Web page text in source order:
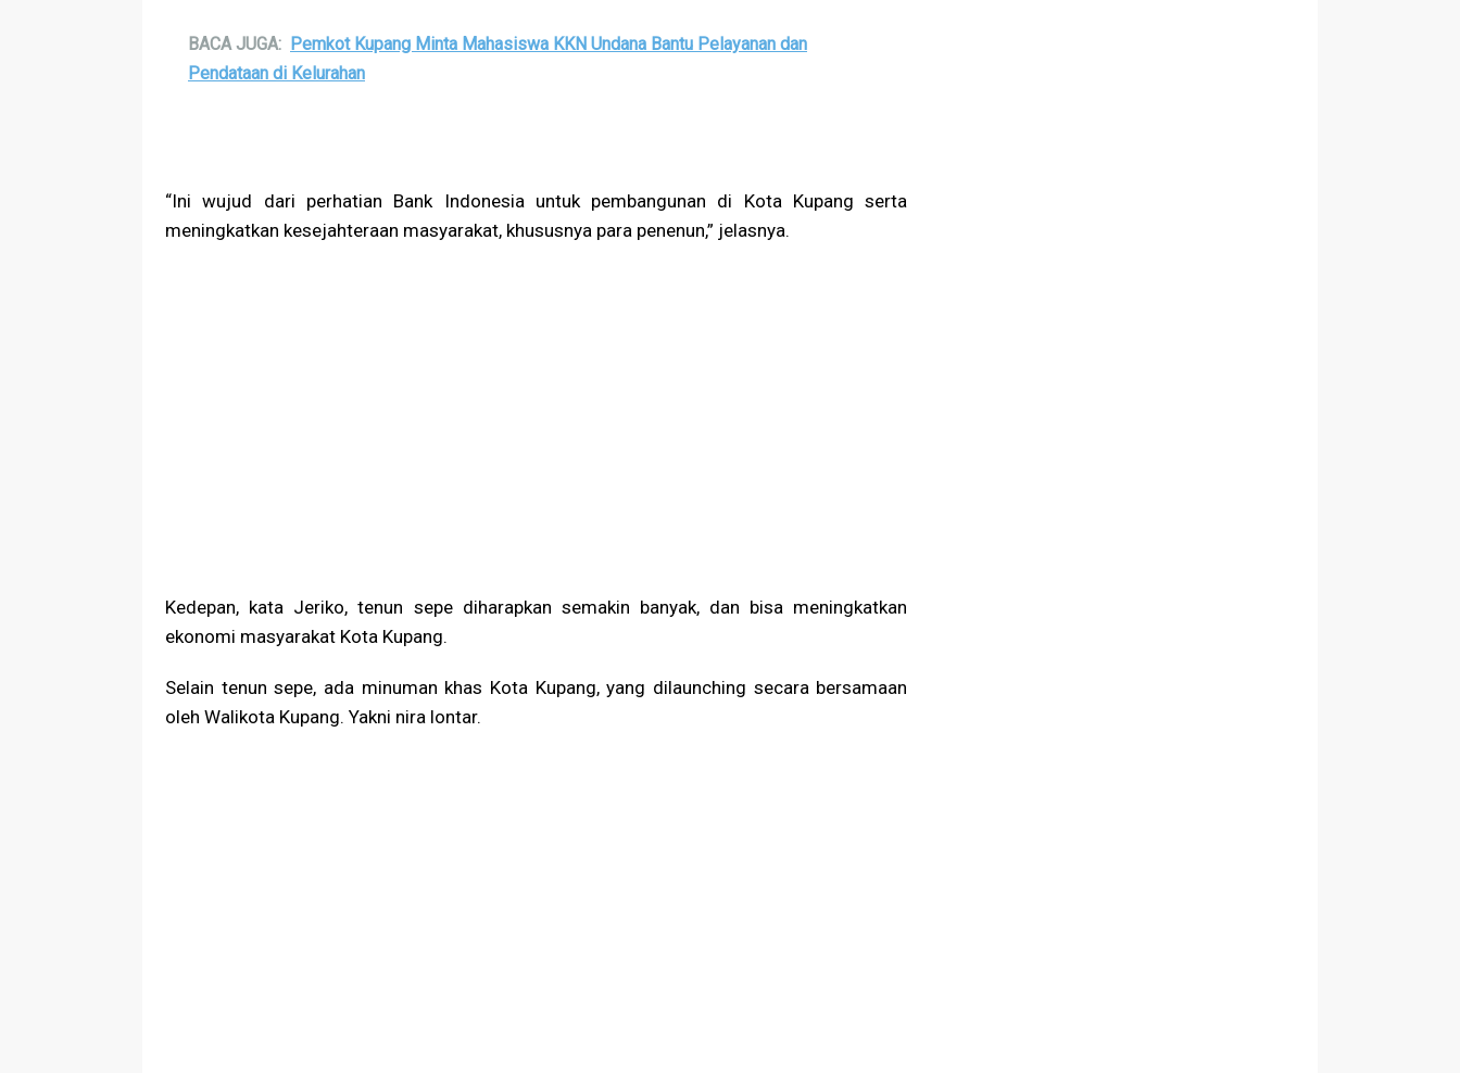
BACA JUGA: Pemkot Kupang Minta Mahasiswa KKN Undana Bantu Pelayanan dan
Pendataan di Kelurahan
“Ini wujud dari perhatian Bank Indonesia untuk pembangunan di Kota Kupang serta
meningkatkan kesejahteraan masyarakat, khususnya para penenun,” jelasnya.
Kedepan, kata Jeriko, tenun sepe diharapkan semakin banyak, dan bisa meningkatkan
ekonomi masyarakat Kota Kupang.
Selain tenun sepe, ada minuman khas Kota Kupang, yang dilaunching secara bersamaan
oleh Walikota Kupang. Yakni nira lontar.